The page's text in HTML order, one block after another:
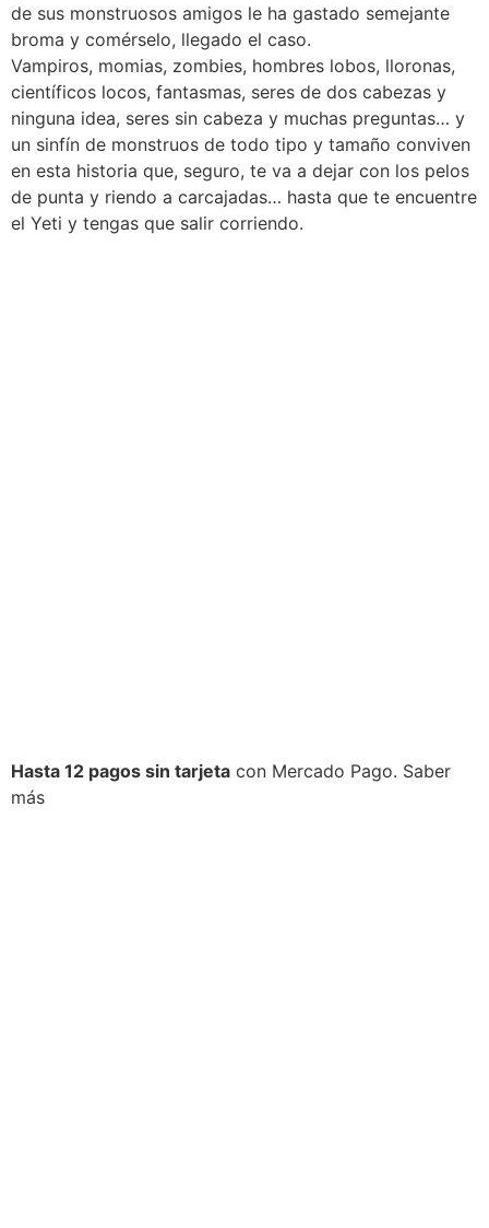
de sus monstruosos amigos le ha gastado semejante
broma y comérselo, llegado el caso.
Vampiros, momias, zombies, hombres lobos, lloronas,
científicos locos, fantasmas, seres de dos cabezas y
ninguna idea, seres sin cabeza y muchas preguntas… y
un sinfín de monstruos de todo tipo y tamaño conviven
en esta historia que, seguro, te va a dejar con los pelos
de punta y riendo a carcajadas… hasta que te encuentre
el Yeti y tengas que salir corriendo.
Hasta 12 pagos sin tarjeta con Mercado Pago. Saber
más